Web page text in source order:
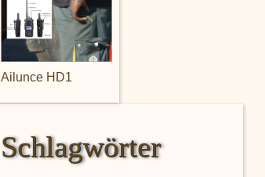
Ailunce HD1
Schlagwörter